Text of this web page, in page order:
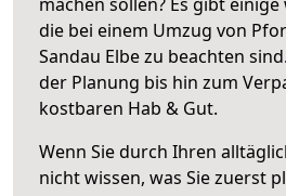
die bei einem Umzug von
Sandau Elbe zu beachten sind.
der Planung bis hin zum
kostbaren Hab & Gut.
Wenn Sie durch Ihren
nicht wissen, was Sie zuerst